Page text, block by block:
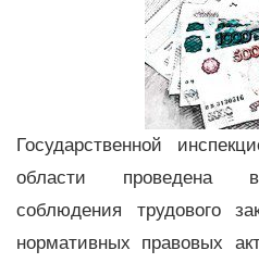
Государственной
области проведена
соблюдения трудового
нормативных правовых